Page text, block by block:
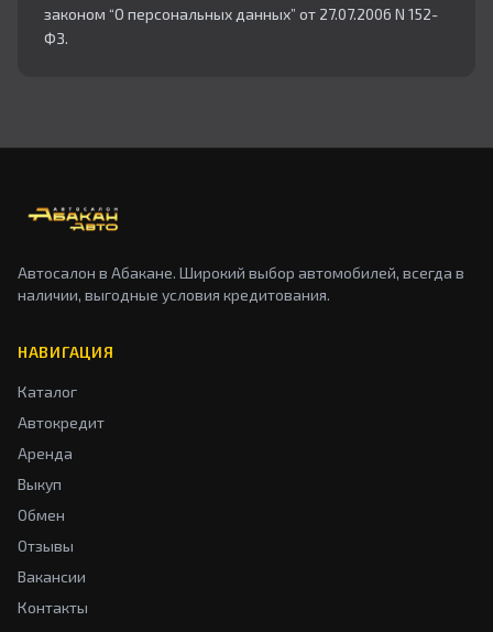
законом “О персональных данных” от 27.07.2006 N 152-
ФЗ.
Автосалон в Абакане. Широкий выбор автомобилей, всегда в
наличии, выгодные условия кредитования.
НАВИГАЦИЯ
Каталог
Автокредит
Аренда
Выкуп
Обмен
Отзывы
Вакансии
Контакты